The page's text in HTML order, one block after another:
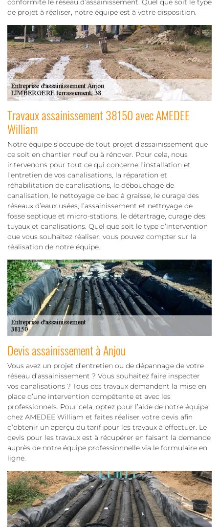
de projet à réaliser, notre équipe est à votre disposition.
Travaux assainissement 38150 avec AMEDEE
William
Notre équipe s’occupe de tout projet d’assainissement que
ce soit en chantier neuf ou à rénover. Pour cela, nous
intervenons pour tout ce qui concerne l’installation et
l’entretien de vos canalisations, la réparation et
réhabilitation de canalisations, le débouchage de
canalisation, le nettoyage de bac à graisse, le curage des
réseaux d’eaux usées, l’assainissement et nettoyage de
fosse septique et micro-stations, le détartrage, curage des
tuyaux et canalisations. Quel que soit le type d’intervention
que vous souhaitez réaliser, vous pouvez compter sur la
réalisation de notre équipe.
Devis assainissement à Anjou
Vous avez un projet d’entretien ou de dépannage de votre
réseau d’assainissement ? Vous souhaitez faire inspecter
vos canalisations ? Tous ces travaux demandent la mise en
place d’une intervention compétente et avec les
professionnels. Pour cela, optez pour l’aide de notre équipe
chez AMEDEE William et faites réaliser votre devis afin
d’obtenir un aperçu du tarif pour les travaux à effectuer. Le
devis pour les travaux est à récupérer en faisant la demande
auprès de notre équipe professionnelle via le formulaire en
ligne.